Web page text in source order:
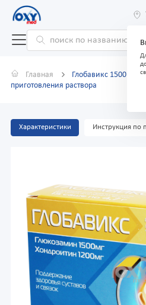
Главная
Глобавикс 1500 мг/
приготовления раствора
Характеристики Инструкция по